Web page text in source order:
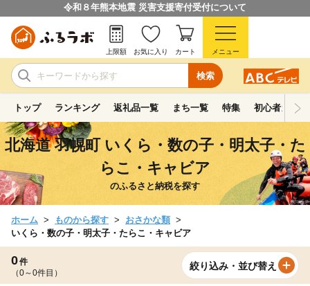
令和８年熊本地震 災害支援寄付受付について
検索
上限額 お気に入り カート メニュー
トップ ランキング 返礼品一覧 まち一覧 特集 初心者ガイド
北海道 羽幌町 いくら・数の子・明太子・た
らこ・キャビア
のふるさと納税を探す
ホーム ものから探す
おさかな類
いくら・数の子・明太子・たらこ・キャビア
0件
（0～0件目）
絞り込み・並び替え